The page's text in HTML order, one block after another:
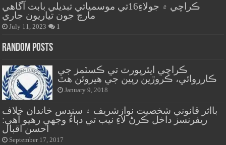
ڪراچي ۾ جولاءِ16تي موسمياتي تبديلي بابت آگاهي
مارچ جون تياريون جاري
July 11, 2023 1
Random Posts
ڪراچي ايئرپورٽ تي ڪسٽمز جي
ڪارروائي، ڪروڙين رپين جي هيروئن هٿ
January 9, 2018
بااثر قانوني شخصيت نوازشريف ۽ سندس خاندان خلاف
ريفرنسز داخل ڪرڻ لاءِ نيب تي دٻاءُ وجهي رهيو آهي:
احسن اقبال
September 17, 2017